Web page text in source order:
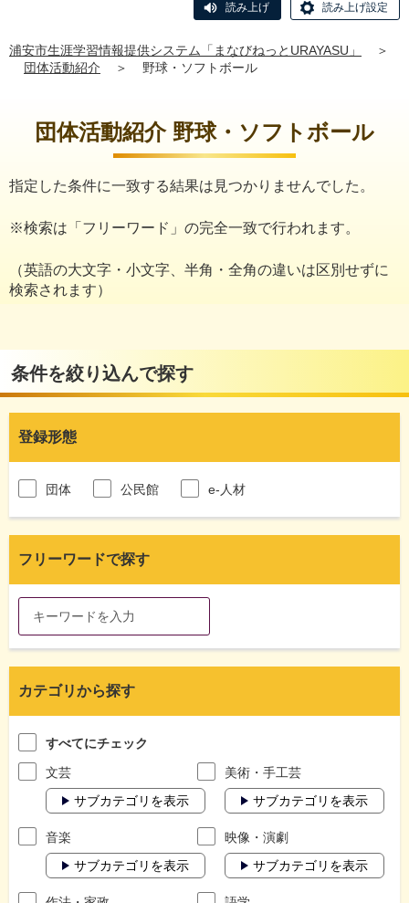
読み上げ 読み上げ設定
浦安市生涯学習情報提供システム「まなびねっとURAYASU」
＞
団体活動紹介
＞ 野球・ソフトボール
団体活動紹介 野球・ソフトボール
指定した条件に一致する結果は見つかりませんでした。
※検索は「フリーワード」の完全一致で行われます。
（英語の大文字・小文字、半角・全角の違いは区別せずに
検索されます）
条件を絞り込んで探す
登録形態
団体 公民館 e-人材
フリーワードで探す
カテゴリから探す
すべてにチェック
文芸
サブカテゴリを表示
美術・手工芸
サブカテゴリを表示
音楽
サブカテゴリを表示
映像・演劇
サブカテゴリを表示